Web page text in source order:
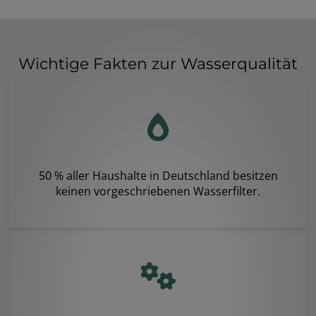
Wichtige Fakten zur Wasserqualität
50 % aller Haushalte in Deutschland besitzen
keinen vorgeschriebenen Wasserfilter.